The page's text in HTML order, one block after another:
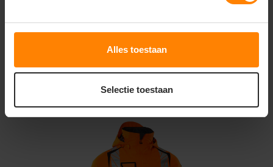
Alles toestaan
Selectie toestaan
28,26